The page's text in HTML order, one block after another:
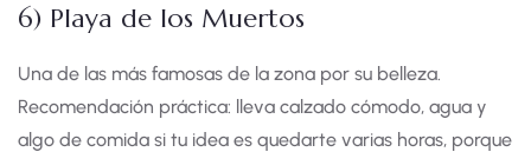
6) Playa de los Muertos
Una de las más famosas de la zona por su belleza.
Recomendación práctica: lleva calzado cómodo, agua y
algo de comida si tu idea es quedarte varias horas, porque